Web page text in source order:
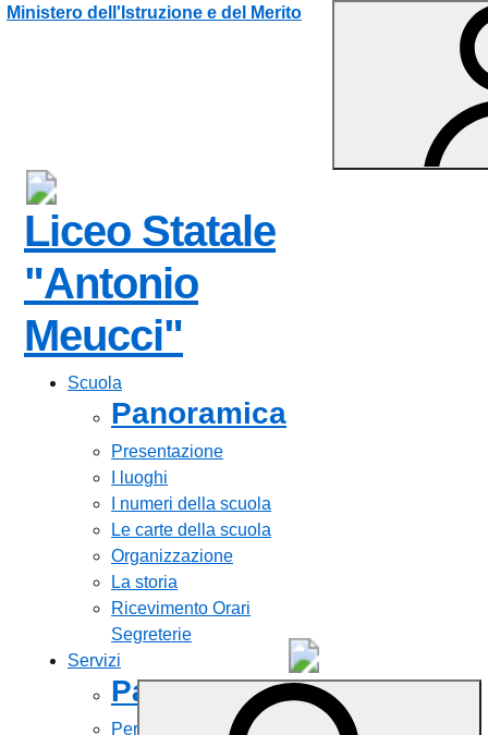
Vai ai contenuti
Vai al menu di navigazione
Vai al footer
Ministero dell'Istruzione e del Merito
Liceo Statale
"Antonio
Meucci"
Scuola
Panoramica
Presentazione
I luoghi
I numeri della scuola
Le carte della scuola
Organizzazione
La storia
Ricevimento Orari
Segreterie
Servizi
Panoramica
Personale scolastico
Liceo